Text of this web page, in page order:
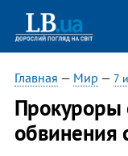
Главная — Мир — 7
Прокуроры
обвинения